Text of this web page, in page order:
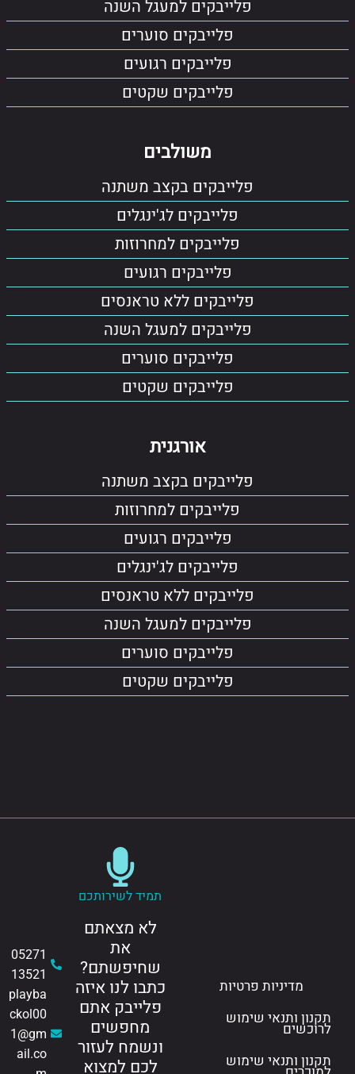
פלייבקים למעגל השנה
פלייבקים סוערים
פלייבקים רגועים
פלייבקים שקטים
משולבים
פלייבקים בקצב משתנה
פלייבקים לג'ינגלים
פלייבקים למחרוזות
פלייבקים רגועים
פלייבקים ללא טראנסים
פלייבקים למעגל השנה
פלייבקים סוערים
פלייבקים שקטים
אורגנית
פלייבקים בקצב משתנה
פלייבקים למחרוזות
פלייבקים רגועים
פלייבקים לג'ינגלים
פלייבקים ללא טראנסים
פלייבקים למעגל השנה
פלייבקים סוערים
פלייבקים שקטים
מדיניות פרטיות
תקנון ותנאי שימוש
לרוכשים
תקנון ותנאי שימוש
תמיד לשירותכם
לא מצאתם
את
שחיפשתם?
כתבו לנו איזה
פלייבק אתם
מחפשים
ונשמח לעזור
לכם למצוא
05271
13521
playba
ckol00
1@gm
ail.co